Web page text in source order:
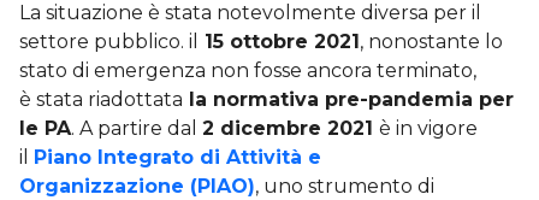
La situazione è stata notevolmente diversa per il
settore pubblico. il
15 ottobre 2021, nonostante lo
stato di emergenza non fosse ancora terminato,
è stata riadottata la normativa pre-pandemia per
le PA. A partire dal 2 dicembre 2021 è in vigore
il Piano Integrato di Attività e
Organizzazione (PIAO), uno strumento di